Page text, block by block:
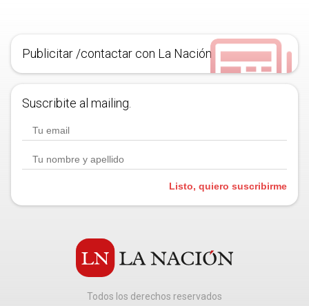
Publicitar /contactar con La Nación
Suscribite al mailing.
Listo, quiero suscribirme
Todos los derechos reservados